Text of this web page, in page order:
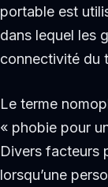
portable est
dans lequel les
connectivité du
Le terme
« phobie pour
Divers facteurs
lorsqu’une